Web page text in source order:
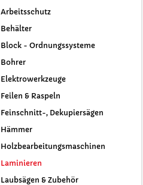
Arbeitsschutz
Behälter
Block - Ordnungssysteme
Bohrer
Elektrowerkzeuge
Feilen & Raspeln
Feinschnitt-, Dekupiersägen
Hämmer
Holzbearbeitungsmaschinen
Laminieren
Laubsägen & Zubehör